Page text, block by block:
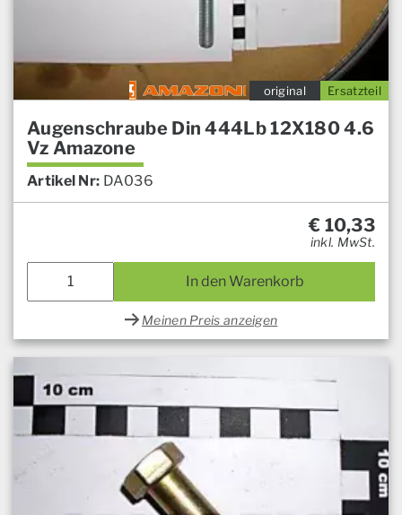
Ersatzteil
original
Augenschraube Din 444Lb 12X180 4.6
Vz Amazone
Artikel Nr: DA036
€ 10,33
inkl. MwSt.
In den Warenkorb
Meinen Preis anzeigen